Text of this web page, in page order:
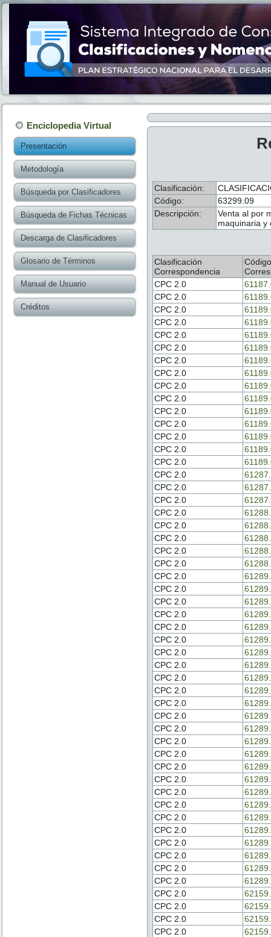
Enciclopedia Virtual
Presentación
Metodología
Búsqueda por Clasificadores
Búsqueda de Fichas Técnicas
Descarga de Clasificadores
Glosario de Términos
Manual de Usuario
Créditos
Clasificación:
Código:
63299.09
Descripción:
Venta al por
maquinaria y
Clasificación
Correspondencia
Código
CPC 2.0
CPC 2.0
CPC 2.0
CPC 2.0
CPC 2.0
CPC 2.0
CPC 2.0
CPC 2.0
CPC 2.0
CPC 2.0
CPC 2.0
CPC 2.0
CPC 2.0
CPC 2.0
CPC 2.0
CPC 2.0
CPC 2.0
CPC 2.0
CPC 2.0
CPC 2.0
CPC 2.0
CPC 2.0
CPC 2.0
CPC 2.0
CPC 2.0
CPC 2.0
CPC 2.0
CPC 2.0
CPC 2.0
CPC 2.0
CPC 2.0
CPC 2.0
CPC 2.0
CPC 2.0
CPC 2.0
CPC 2.0
CPC 2.0
CPC 2.0
CPC 2.0
CPC 2.0
CPC 2.0
CPC 2.0
CPC 2.0
CPC 2.0
CPC 2.0
CPC 2.0
CPC 2.0
CPC 2.0
CPC 2.0
CPC 2.0
CPC 2.0
CPC 2.0